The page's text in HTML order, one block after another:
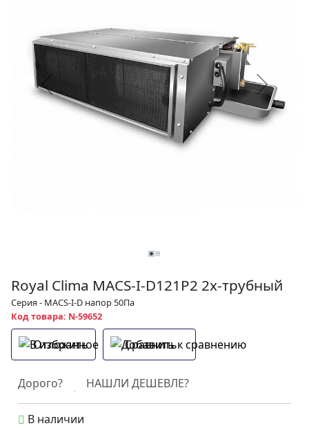
Royal Clima MACS-I-D121P2 2х-трубный
Серия - MACS-I-D напор 50Па
Код товара: N-59652
Отложить Сравнить
Дорого? НАШЛИ ДЕШЕВЛЕ?
В наличии